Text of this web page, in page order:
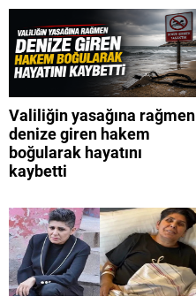
Valiliğin yasağına rağmen
denize giren hakem
boğularak hayatını
kaybetti